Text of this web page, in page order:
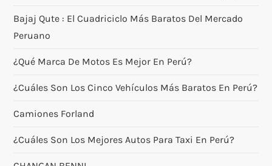
Bajaj Qute : El Cuadriciclo Más Baratos Del Mercado
Peruano
¿Qué Marca De Motos Es Mejor En Perú?
¿Cuáles Son Los Cinco Vehículos Más Baratos En Perú?
Camiones Forland
¿Cuáles Son Los Mejores Autos Para Taxi En Perú?